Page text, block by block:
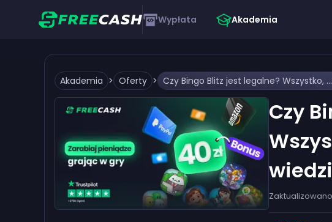
Wypłata Akademia
Akademia > Oferty > Czy Bingo Blitz jest legalne? Wszystko, co musisz wiedzieć
Czy
Zaktualizowano